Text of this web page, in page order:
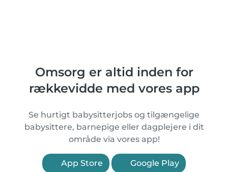
Omsorg er altid inden for
rækkevidde med vores app
Se hurtigt babysitterjobs og tilgængelige
babysittere, barnepige eller dagplejere i dit
område via vores app!
App Store Google Play